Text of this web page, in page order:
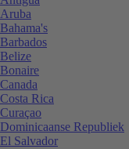
Aruba
Bahama's
Barbados
Belize
Bonaire
Canada
Costa Rica
Curaçao
Dominicaanse Republiek
El Salvador